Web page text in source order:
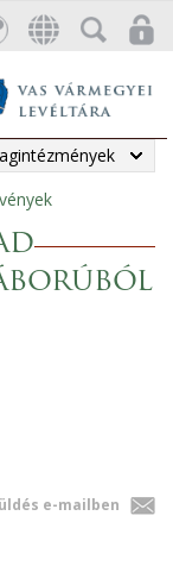
e-mailben